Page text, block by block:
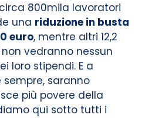
800mila lavoratori
una riduzione in busta
euro, mentre altri 12,2
vedranno nessun
loro stipendi. E a
saranno
più povere della
qui sotto tutti i